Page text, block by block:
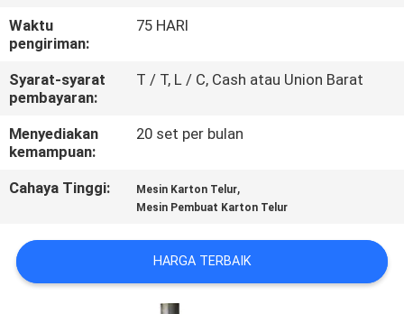
KONTROL
KUALITAS
HUBUNGI
KAMI
BERITA
SITEMAP
Waktu
pengiriman:
75 HARI
Syarat-syarat
pembayaran:
T / T, L / C, Cash atau Union Barat
Menyediakan
kemampuan:
20 set per bulan
Cahaya Tinggi: Mesin Karton Telur,
Mesin Pembuat Karton Telur
HARGA TERBAIK